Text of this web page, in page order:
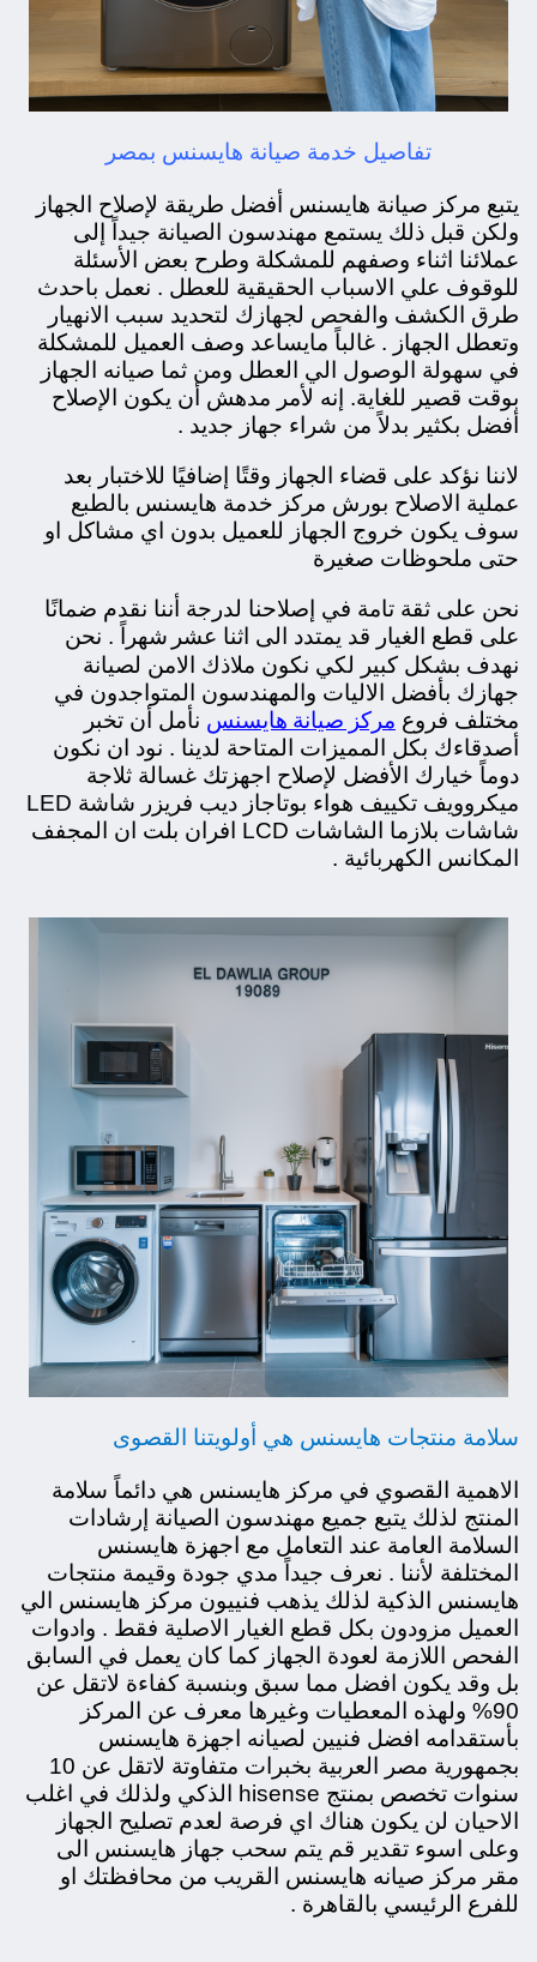
تفاصيل خدمة صيانة هايسنس بمصر
يتبع مركز صيانة هايسنس أفضل طريقة لإصلاح الجهاز
ولكن قبل ذلك يستمع مهندسون الصيانة جيداً إلى
عملائنا اثناء وصفهم للمشكلة وطرح بعض الأسئلة
للوقوف علي الاسباب الحقيقية للعطل . نعمل باحدث
طرق الكشف والفحص لجهازك لتحديد سبب الانهيار
وتعطل الجهاز . غالباً مايساعد وصف العميل للمشكلة
في سهولة الوصول الي العطل ومن ثما صيانه الجهاز
بوقت قصير للغاية. إنه لأمر مدهش أن يكون الإصلاح
أفضل بكثير بدلاً من شراء جهاز جديد .
لاننا نؤكد على قضاء الجهاز وقتًا إضافيًا للاختبار بعد
عملية الاصلاح بورش مركز خدمة هايسنس بالطبع
سوف يكون خروج الجهاز للعميل بدون اي مشاكل او
حتى ملحوظات صغيرة
نحن على ثقة تامة في إصلاحنا لدرجة أننا نقدم ضمانًا
على قطع الغيار قد يمتدد الى اثنا عشر شهراً . نحن
نهدف بشكل كبير لكي نكون ملاذك الامن لصيانة
جهازك بأفضل الاليات والمهندسون المتواجدون في
مختلف فروع مركز صيانة هايسنس نأمل أن تخبر
أصدقاءك بكل المميزات المتاحة لدينا . نود ان نكون
دوماً خيارك الأفضل لإصلاح اجهزتك غسالة ثلاجة
ميكروويف تكييف هواء بوتاجاز ديب فريزر شاشة LED
شاشات بلازما الشاشات LCD افران بلت ان المجفف
المكانس الكهربائية .
سلامة منتجات هايسنس هي أولويتنا القصوى
الاهمية القصوي في مركز هايسنس هي دائماً سلامة
المنتج لذلك يتبع جميع مهندسون الصيانة إرشادات
السلامة العامة عند التعامل مع اجهزة هايسنس
المختلفة لأننا . نعرف جيداً مدي جودة وقيمة منتجات
هايسنس الذكية لذلك يذهب فنييون مركز هايسنس الي
العميل مزودون بكل قطع الغيار الاصلية فقط . وادوات
الفحص اللازمة لعودة الجهاز كما كان يعمل في السابق
بل وقد يكون افضل مما سبق وبنسبة كفاءة لاتقل عن
90% ولهذه المعطيات وغيرها معرف عن المركز
بأستقدامه افضل فنيين لصيانه اجهزة هايسنس
بجمهورية مصر العربية بخبرات متفاوتة لاتقل عن 10
سنوات تخصص بمنتج hisense الذكي ولذلك في اغلب
الاحيان لن يكون هناك اي فرصة لعدم تصليح الجهاز
وعلى اسوء تقدير قم يتم سحب جهاز هايسنس الى
مقر مركز صيانه هايسنس القريب من محافظتك او
للفرع الرئيسي بالقاهرة .